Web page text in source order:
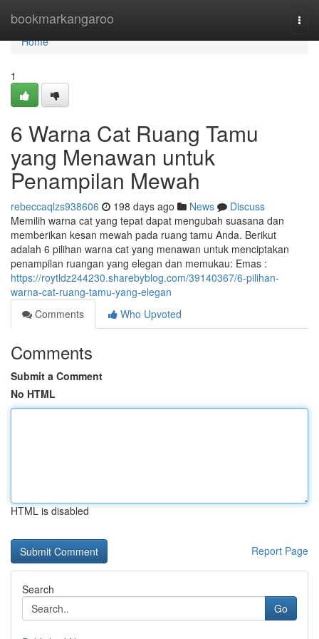
bookmarkangaroo
Home
Home
1
6 Warna Cat Ruang Tamu
yang Menawan untuk
Penampilan Mewah
rebeccaqlzs938606 198 days ago News
Discuss
Memilih warna cat yang tepat dapat mengubah suasana dan
memberikan kesan mewah pada ruang tamu Anda. Berikut
adalah 6 pilihan warna cat yang menawan untuk menciptakan
penampilan ruangan yang elegan dan memukau: Emas :
https://roytldz244230.sharebyblog.com/39140367/6-pilihan-
warna-cat-ruang-tamu-yang-elegan
Comments
Who Upvoted
Comments
Submit a Comment
No HTML
HTML is disabled
Report Page
Search
Go